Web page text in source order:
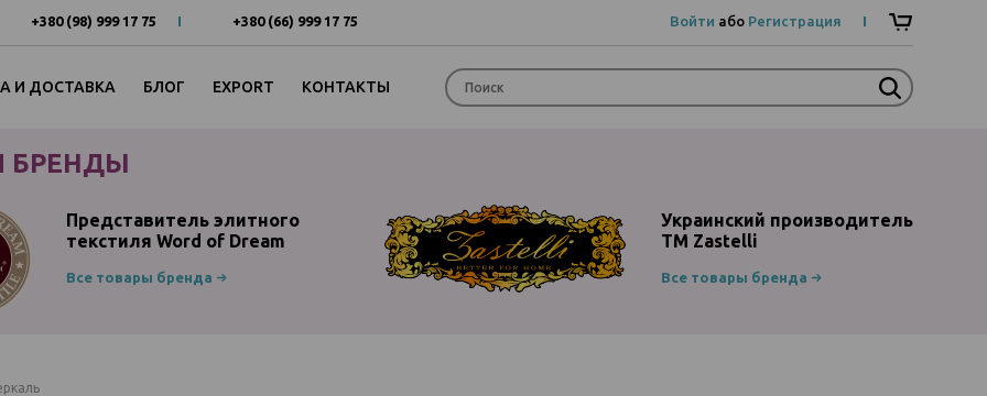
+380 (98) 999 17 75 +380 (66) 999 17 75 Войти або Регистрация
И ДОСТАВКА БЛОГ EXPORT КОНТАКТЫ
БРЕНДЫ
Представитель элитного
текстиля Word of Dream
Все товары бренда
Украинский производитель
ТМ Zastelli
Все товары бренда